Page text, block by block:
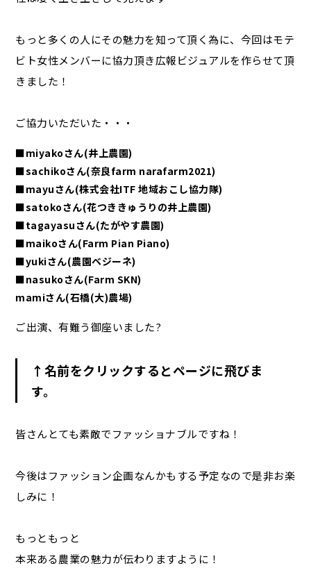
もっと多くの人にその魅力を知って頂く為に、今回はモテ
ビト女性メンバーに協力頂き広報ビジュアルを作らせて頂
きました！
ご協力いただいた・・・
■miyakoさん(井上農園)
■sachikoさん(奈良farm narafarm2021)
■mayuさん(株式会社ITF 地域おこし協力隊)
■satokoさん(花つききゅうりの井上農園)
■tagayasuさん(たがやす農園)
■maikoさん(Farm Pian Piano)
■yukiさん(農園ベジーネ)
■nasukoさん(Farm SKN)
mamiさん(石橋(大)農場)
ご出演、有難う御座いました?
↑名前をクリックするとページに飛びま
す。
皆さんとても素敵でファッショナブルですね！
今後はファッション企画なんかもする予定なので是非お楽
しみに！
もっともっと
本来ある農業の魅力が伝わりますように！